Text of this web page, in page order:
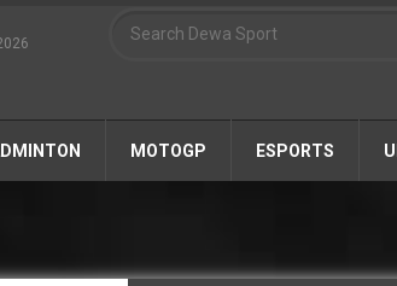
MOTOGP ESPORTS